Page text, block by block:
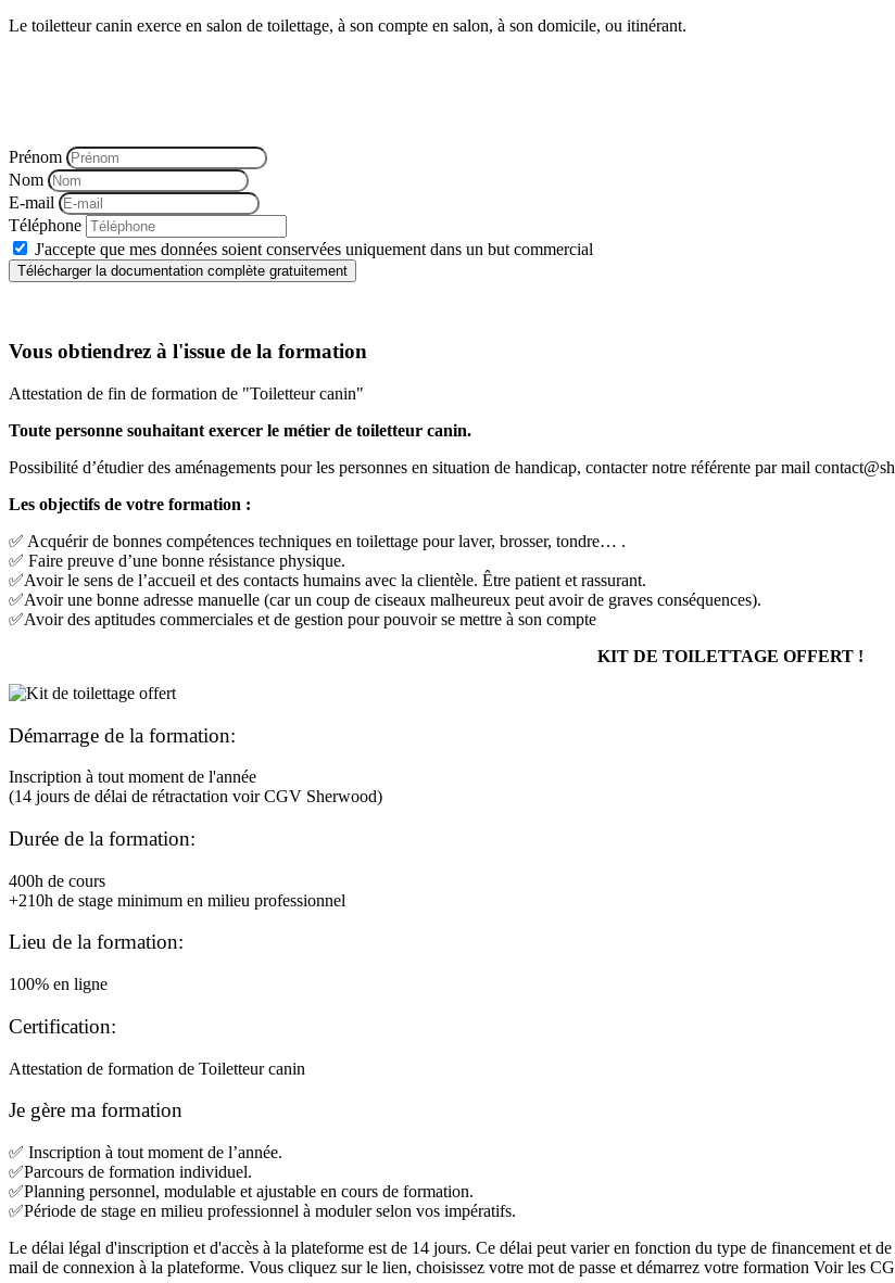
Le toiletteur canin exerce en salon de toilettage, à son compte en salon, à son domicile, ou itinérant.
Prénom
Nom
E-mail
Téléphone
J'accepte que mes données soient conservées uniquement dans un but commercial
Télécharger la documentation complète gratuitement
Vous obtiendrez à l'issue de la formation
Attestation de fin de formation de "Toiletteur canin"
Toute personne souhaitant exercer le métier de toiletteur canin.
Possibilité d’étudier des aménagements pour les personnes en situation de handicap, contacter notre référente par mail
Les objectifs de votre formation :
✅ Acquérir de bonnes compétences techniques en toilettage pour laver, brosser, tondre… .
✅ Faire preuve d’une bonne résistance physique.
✅Avoir le sens de l’accueil et des contacts humains avec la clientèle. Être patient et rassurant.
✅Avoir une bonne adresse manuelle (car un coup de ciseaux malheureux peut avoir de graves conséquences).
✅Avoir des aptitudes commerciales et de gestion pour pouvoir se mettre à son compte
KIT DE TOILETTAGE OFFERT !
Démarrage de la formation:
Inscription à tout moment de l'année
(14 jours de délai de rétractation voir CGV Sherwood)
Durée de la formation:
400h de cours
+210h de stage minimum en milieu professionnel
Lieu de la formation:
100% en ligne
Certification:
Attestation de formation de Toiletteur canin
Je gère ma formation
✅ Inscription à tout moment de l’année.
✅Parcours de formation individuel.
✅Planning personnel, modulable et ajustable en cours de formation.
✅Période de stage en milieu professionnel à moduler selon vos impératifs.
Le délai légal d'inscription et d'accès à la plateforme est de 14 jours. Ce délai peut varier en fonction du type de financement et
mail de connexion à la plateforme. Vous cliquez sur le lien, choisissez votre mot de passe et démarrez votre formation Voir les